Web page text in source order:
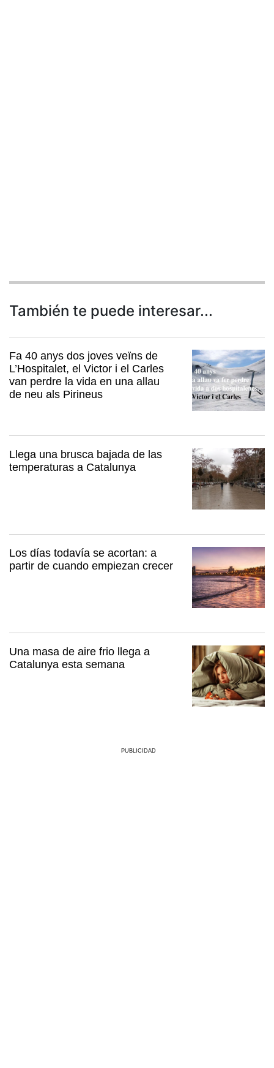
También te puede interesar...
Fa 40 anys dos joves veïns de
L’Hospitalet, el Victor i el Carles
van perdre la vida en una allau
de neu als Pirineus
Llega una brusca bajada de las
temperaturas a Catalunya
Los días todavía se acortan: a
partir de cuando empiezan crecer
Una masa de aire frio llega a
Catalunya esta semana
PUBLICIDAD